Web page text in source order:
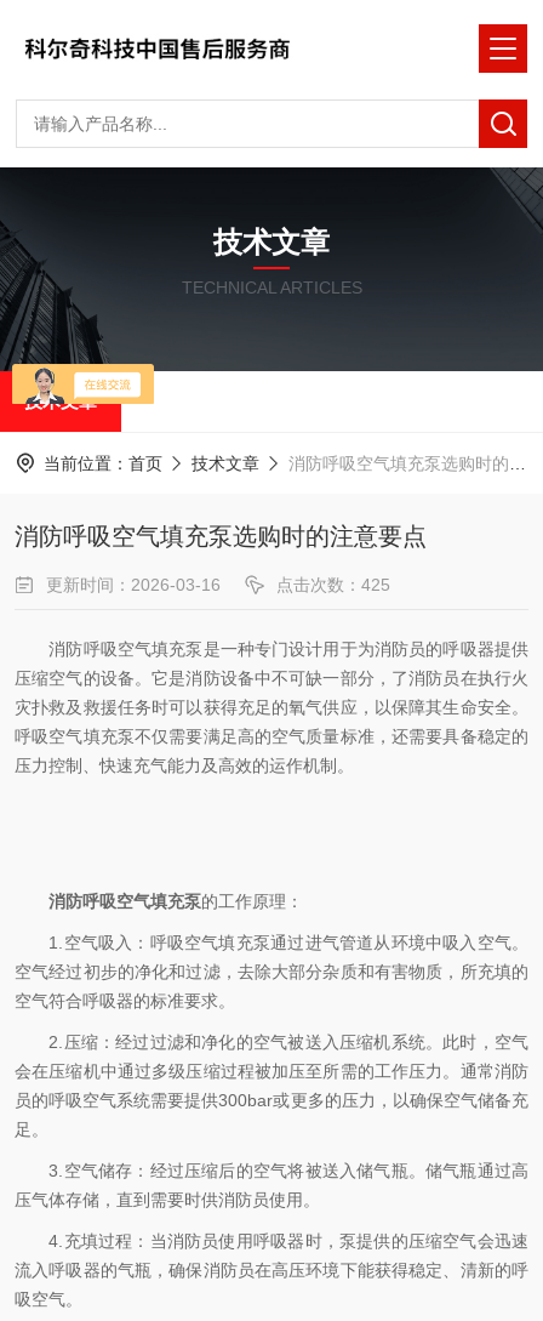
技术文章
TECHNICAL ARTICLES
技术文章
当前位置： 首页 技术文章 消防呼吸空气填充泵选购时的注意要点
消防呼吸空气填充泵选购时的注意要点
更新时间：2026-03-16 点击次数：425
消防呼吸空气填充泵是一种专门设计用于为消防员的呼吸器提供
压缩空气的设备。它是消防设备中不可缺一部分，了消防员在执行火
灾扑救及救援任务时可以获得充足的氧气供应，以保障其生命安全。
呼吸空气填充泵不仅需要满足高的空气质量标准，还需要具备稳定的
压力控制、快速充气能力及高效的运作机制。
消防呼吸空气填充泵的工作原理：
1.空气吸入：呼吸空气填充泵通过进气管道从环境中吸入空气。
空气经过初步的净化和过滤，去除大部分杂质和有害物质，所充填的
空气符合呼吸器的标准要求。
2.压缩：经过过滤和净化的空气被送入压缩机系统。此时，空气
会在压缩机中通过多级压缩过程被加压至所需的工作压力。通常消防
员的呼吸空气系统需要提供300bar或更多的压力，以确保空气储备充
足。
3.空气储存：经过压缩后的空气将被送入储气瓶。储气瓶通过高
压气体存储，直到需要时供消防员使用。
4.充填过程：当消防员使用呼吸器时，泵提供的压缩空气会迅速
流入呼吸器的气瓶，确保消防员在高压环境下能获得稳定、清新的呼
吸空气。